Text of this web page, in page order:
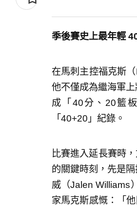
季後賽史上最年輕
在馬刺主控福克斯
他不僅成為繼海軍
成「40分、20籃
「40+20」紀錄。
比賽進入延長賽時
的關鍵時刻，先是
威（Jalen Williams
家馬克斯感慨：「